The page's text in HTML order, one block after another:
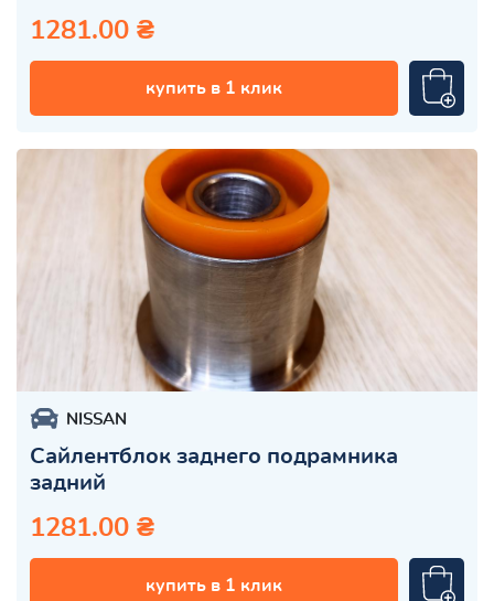
1281.00 ₴
купить в 1 клик
NISSAN
Сайлентблок заднего подрамника
задний
1281.00 ₴
купить в 1 клик